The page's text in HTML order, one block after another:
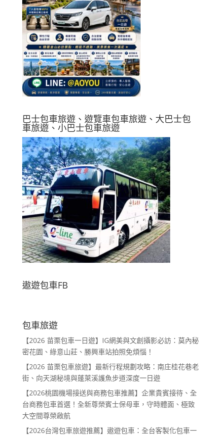
巴士包車旅遊、遊覽車包車旅遊、大巴士包
車旅遊、小巴士包車旅遊
遨遊包車FB
包車旅遊
【2026 苗栗包車一日遊】IG網美與文創攝影必訪：莫內秘
密花園、綠意山莊、勝興車站拍照免煩惱！
【2026 苗栗包車旅遊】最新行程規劃攻略：南庄桂花巷老
街、向天湖秘境與蓬萊溪護魚步道深度一日遊
【2026桃園機場接送與商務包車推薦】企業貴賓接待、全
台商務包車首選！全新尊榮賓士保母車，守時體面、極致
大空間尊榮啟航
【2026台灣包車旅遊推薦】遨遊包車：全台客製化包車一